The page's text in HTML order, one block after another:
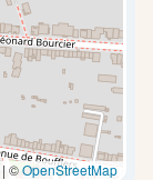
| ©OpenStreetMap